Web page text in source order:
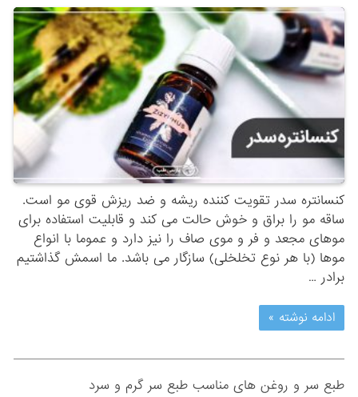
کنسانتره سدر تقویت کننده ریشه و ضد ریزش قوی مو است.
ساقه مو را براق و خوش حالت می کند و قابلیت استفاده برای
موهای مجعد و فر و موی صاف را نیز دارد و عموما با انواع
موها (با هر نوع تخلخلی) سازگار می باشد. ما اسمش گذاشتیم
برادر …
ادامه نوشته »
طبع سر و روغن های مناسب طبع سر گرم و سرد